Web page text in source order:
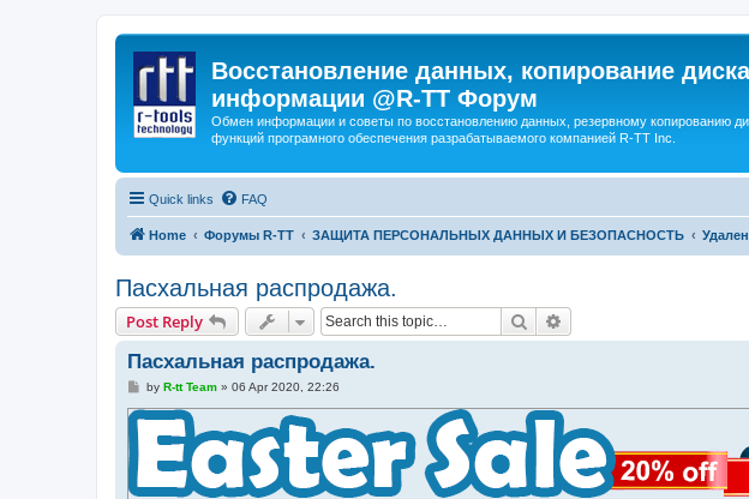
Восстановление данных, копирование
информации @R-TT Форум
Обмен информации и советы по восстановлению данных, резервному копированию
функций програмного обеспечения разрабатываемого компанией R-TT Inc.
Quick links FAQ
Home Форумы R-TT ЗАЩИТА ПЕРСОНАЛЬНЫХ ДАННЫХ И БЕЗОПАСНОСТЬ
Пасхальная распродажа.
Post Reply Search
Пасхальная распродажа.
P
s
by R-tt Team» 06 Apr 2020, 22:26